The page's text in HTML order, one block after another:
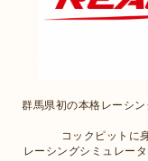
群馬県初の本格レーシ
コックピットに
レーシングシミュレー